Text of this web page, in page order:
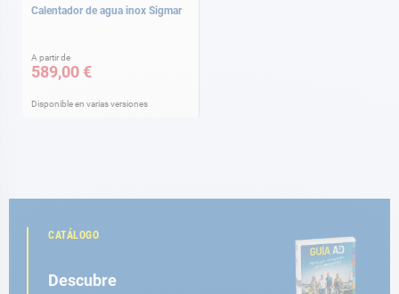
Calentador de agua inox Sigmar
A partir de
589,00 €
Disponible en varias versiones
CATÁLOGO
Descubre